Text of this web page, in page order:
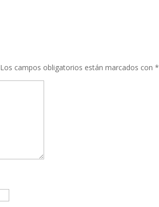
Los campos obligatorios están marcados con*